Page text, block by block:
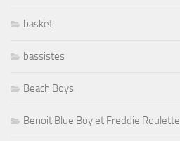
basket
bassistes
Beach Boys
Benoit Blue Boy et Freddie Roulette